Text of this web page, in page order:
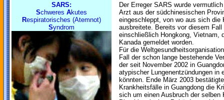
SARS:
Schweres Akutes
Respiratorisches (Atemnot)
Syndrom
Der Erreger SARS wurde
Arzt aus der südchinesischen
eingeschleppt, von wo aus sich die
ausbreitete. Bereits vor diesem
einschließlich Hongkong, Vietnam,
Kanada gemeldet worden.
Für die
Fall der schon lange bestehende
der seit November 2002 in
atypischer Lungenentzündungen in
könnten. Ende März 2003
Krankheitsfälle in Guangdong die
sich um einen Ausbruch der selben